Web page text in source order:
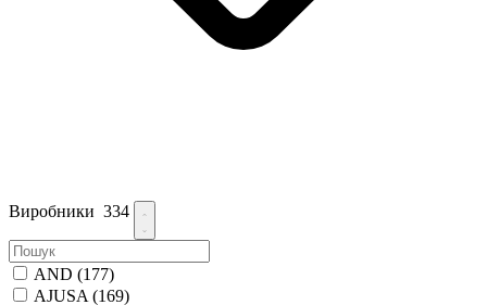
Виробники 334
AND (177)
AJUSA (169)